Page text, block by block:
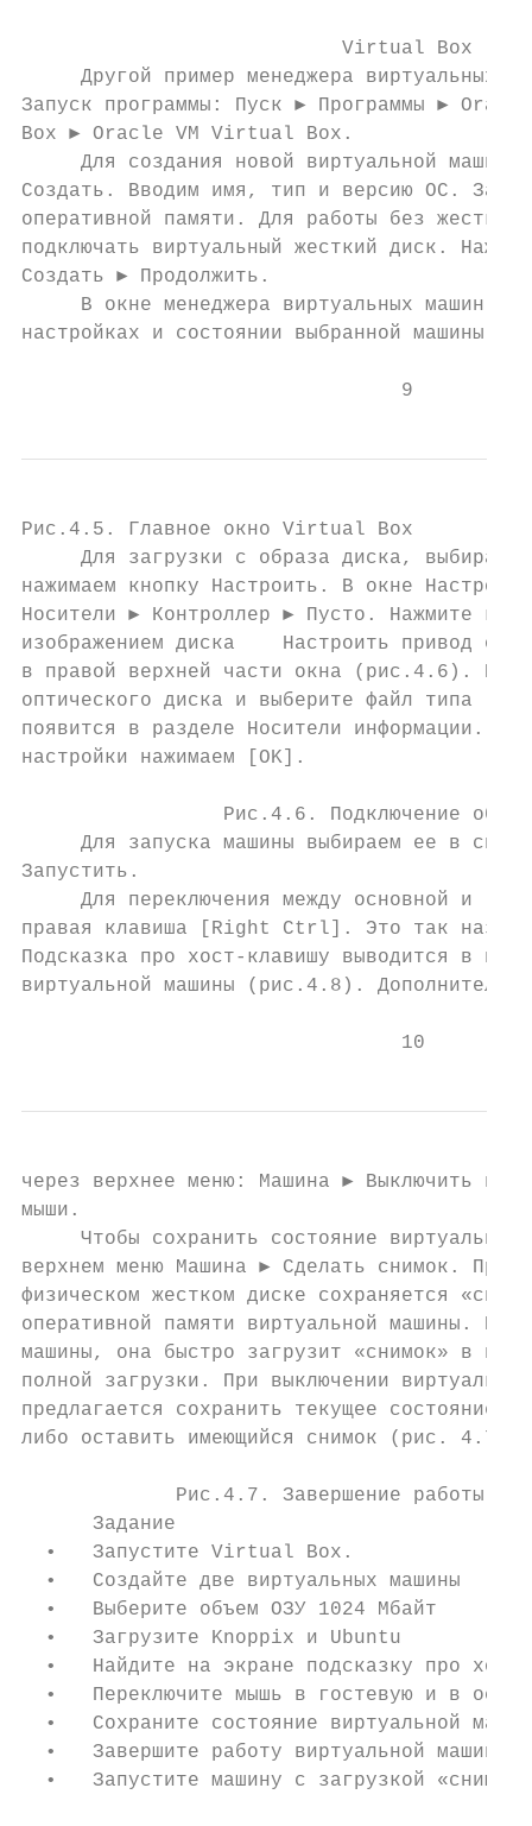
                           Virtual Box
Другой пример менеджера виртуальных
Запуск программы: Пуск ► Программы ►
Box ► Oracle VM Virtual Box.
Для создания новой виртуальной машины
Создать. Вводим имя, тип и версию ОС.
оперативной памяти. Для работы без
подключать виртуальный жесткий диск.
Создать ► Продолжить.
В окне менеджера виртуальных машин
настройках и состоянии выбранной машины
                                9
Рис.4.5. Главное окно Virtual Box
Для загрузки с образа диска, выбираем
нажимаем кнопку Настроить. В окне
Носители ► Контроллер ► Пусто. Нажмите
изображением диска    Настроить привод
в правой верхней части окна (рис.4.6).
оптического диска и выберите файл типа
появится в разделе Носители информации.
настройки нажимаем [OK].
Рис.4.6. Подключение
Для запуска машины выбираем ее в
Запустить.
Для переключения между основной и
правая клавиша [Right Ctrl]. Это так
Подсказка про хост-клавишу выводится в
виртуальной машины (рис.4.8).
                                10
через верхнее меню: Машина ► Выключить
мыши.
Чтобы сохранить состояние виртуальной
верхнем меню Машина ► Сделать снимок. При
физическом жестком диске сохраняется
оперативной памяти виртуальной машины. При
машины, она быстро загрузит «снимок» в
полной загрузки. При выключении
предлагается сохранить текущее состояние
либо оставить имеющийся снимок (рис. 4.7).
Рис.4.7. Завершение работы
      Задание
  •   Запустите Virtual Box.
  •   Создайте две виртуальных машины
  •   Выберите объем ОЗУ 1024 Мбайт
  •   Загрузите Knoppix и Ubuntu
•   Найдите на экране подсказку про
•   Переключите мышь в гостевую и в
•   Сохраните состояние виртуальной
  •   Завершите работу виртуальной машины
•   Запустите машину с загрузкой «снимка